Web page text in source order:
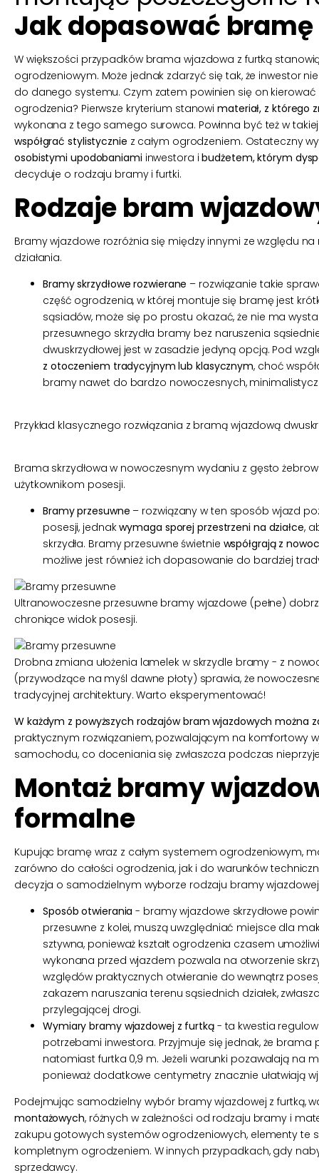
Jak dopasować
W większości przypadków brama wjazdowa z furtką
ogrodzeniowym. Może jednak zdarzyć się tak, że inwestor
do danego systemu. Czym zatem powinien się on
ogrodzenia? Pierwsze kryterium stanowimateriał, z którego
wykonana z tego samego surowca. Powinna być też w
współgrać stylistycznie z całym ogrodzeniem. Ostateczny
osobistymi upodobaniami inwestora ibudżetem, którym
decyduje o rodzaju bramy i furtki.
Rodzaje bram
Bramy wjazdowe rozróżnia się między innymi ze względu
działania.
Bramy skrzydłowe rozwierane – rozwiązanie takie
część ogrodzenia, w której montuje się bramę jest
sąsiadów, może się po prostu okazać, że nie ma
przesuwnego skrzydła bramy bez naruszenia
dwuskrzydłowej jest w zasadzie jedyną opcją. Pod
z otoczeniem tradycyjnym lub klasycznym, choć
bramy nawet do bardzo nowoczesnych,
Przykład klasycznego rozwiązania z bramą wjazdową
Brama skrzydłowa w nowoczesnym wydaniu z gęsto
użytkownikom posesji.
Bramy przesuwne – rozwiązany w ten sposób wjazd
posesji, jednakwymaga sporej przestrzeni na działce,
skrzydła. Bramy przesuwne świetnie współgrają z
możliwe jest również ich dopasowanie do bardziej
Ultranowoczesne przesuwne bramy wjazdowe (pełne)
chroniące widok posesji.
Drobna zmiana ułożenia lamelek w skrzydle bramy - z
(przywodzące na myśl dawne płoty) sprawia, że
tradycyjnej architektury. Warto eksperymentować!
W każdym z powyższych rodzajów bram wjazdowych można
praktycznym rozwiązaniem, pozwalającym na komfortowy
samochodu, co doceniania się zwłaszcza podczas
Montaż bramy
formalne
Kupując bramę wraz z całym systemem ogrodzeniowym,
zarówno do całości ogrodzenia, jak i do warunków
decyzja o samodzielnym wyborze rodzaju bramy
Sposób otwierania- bramy wjazdowe skrzydłowe
przesuwne z kolei, muszą uwzględniać miejsce dla
sztywna, ponieważ kształt ogrodzenia czasem
wykonana przed wjazdem pozwala na otworzenie
względów praktycznych otwieranie do wewnątrz
zakazem naruszania terenu sąsiednich działek,
przylegającej drogi.
Wymiary bramy wjazdowej z furtką- ta kwestia
potrzebami inwestora. Przyjmuje się jednak, że
natomiast furtka 0,9 m. Jeżeli warunki pozawalają na
ponieważ dodatkowe centymetry znacznie ułatwiają
Podejmując samodzielny wybór bramy wjazdowej z furtką,
montażowych, różnych w zależności od rodzaju bramy i
zakupu gotowych systemów ogrodzeniowych, elementy te
kompletnym ogrodzeniem. W innych przypadkach, gdy
sprzedawcy.